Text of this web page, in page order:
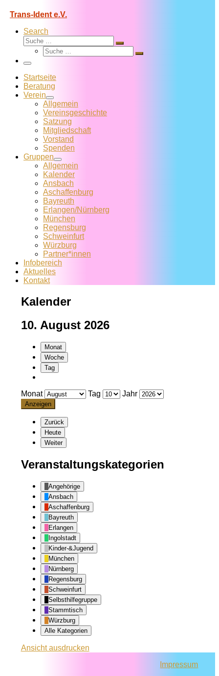
Trans-Ident e.V.
Search
Suche
Suche
Suche
Suche
Menü
Startseite
Beratung
Verein
Allgemein
Vereins­geschichte
Satzung
Mitglied­schaft
Vorstand
Spenden
Gruppen
Allgemein
Kalender
Ansbach
Aschaffenburg
Bayreuth
Erlangen/Nürnberg
München
Regensburg
Schweinfurt
Würzburg
Partner*innen
Infobereich
Aktuelles
Kontakt
Kalender
10. August 2026
Monat
Woche
Tag
Monat Tag Jahr
Zurück
Heute
Weiter
Veranstaltungskategorien
Angehörige
Ansbach
Aschaffenburg
Bayreuth
Erlangen
Ingolstadt
Kinder-&Jugend
München
Nürnberg
Regensburg
Schweinfurt
Selbsthilfegruppe
Stammtisch
Würzburg
Alle Kategorien
Ansichtausdrucken
Impressum